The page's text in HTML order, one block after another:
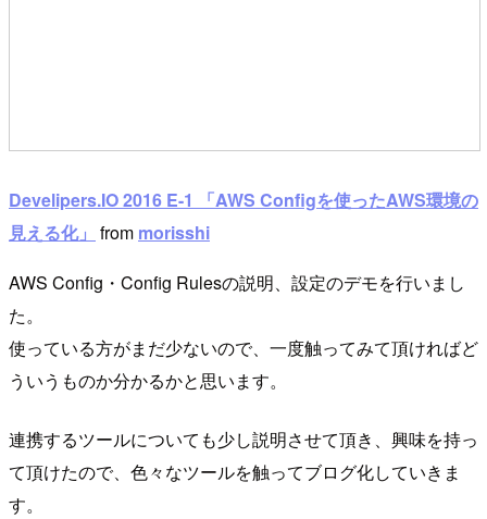
Develipers.IO 2016 E-1 「AWS Configを使ったAWS環境の
見える化」 from morisshi
AWS Config・Config Rulesの説明、設定のデモを行いまし
た。
使っている方がまだ少ないので、一度触ってみて頂ければど
ういうものか分かるかと思います。
連携するツールについても少し説明させて頂き、興味を持っ
て頂けたので、色々なツールを触ってブログ化していきま
す。